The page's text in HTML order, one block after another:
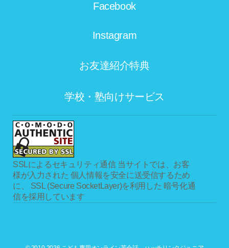
Facebook
Instagram
お友達紹介特典
学校・塾向けサービス
SSLによるセキュリティ通信 当サイトでは、お客
様が入力された 個人情報を安全に送受信するため
に、 SSL (Secure SocketLayer)を利用した 暗号化通
信を採用しています